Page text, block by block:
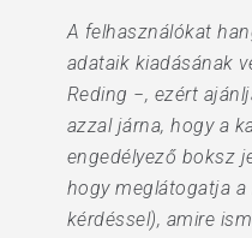
A felhasználókat
adataik kiadásának
Reding −, ezért
azzal járna, hogy a
engedélyező boksz
hogy meglátogatja
kérdéssel), amire